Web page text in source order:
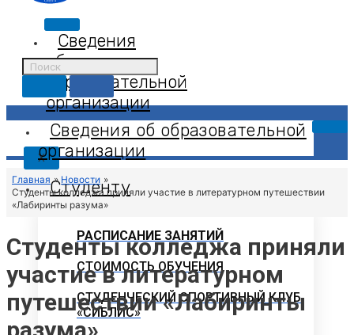
Сведения
об
образовательной
организации
X
Сведения об образовательной
организации
Студенту
РАСПИСАНИЕ ЗАНЯТИЙ
СТОИМОСТЬ ОБУЧЕНИЯ
СТУДЕНЧЕСКИЙ СПОРТИВНЫЙ КЛУБ
«СИБЛИС»
Главная
Новости
Студенты колледжа приняли участие в литературном путешествии
«Лабиринты разума»
Студенты колледжа приняли
участие в литературном
путешествии «Лабиринты